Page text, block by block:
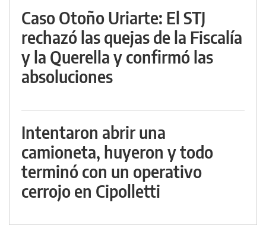
Caso Otoño Uriarte: El STJ
rechazó las quejas de la Fiscalía
y la Querella y confirmó las
absoluciones
Intentaron abrir una
camioneta, huyeron y todo
terminó con un operativo
cerrojo en Cipolletti